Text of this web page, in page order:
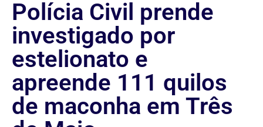
Polícia Civil prende
investigado por
estelionato e
apreende 111 quilos
de maconha em Três